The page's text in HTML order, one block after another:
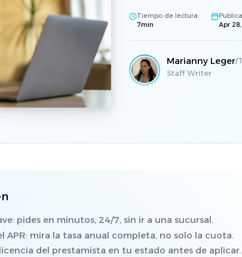
Tiempo de lectura:
7min
Apr
Marianny Leger/
Staff Writer
pides en minutos, 24/7, sin ir a una sucursal.
APR: mira la tasa anual completa, no solo la cuota.
del prestamista en tu estado antes de aplicar.